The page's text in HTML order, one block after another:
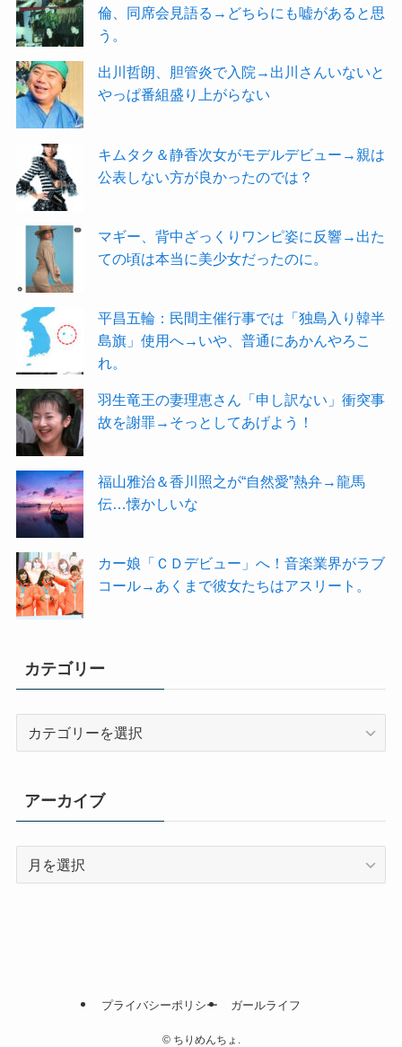
倫、同席会見語る→どちらにも嘘があると思
う。
出川哲朗、胆管炎で入院→出川さんいないと
やっぱ番組盛り上がらない
キムタク＆静香次女がモデルデビュー→親は
公表しない方が良かったのでは？
マギー、背中ざっくりワンピ姿に反響→出た
ての頃は本当に美少女だったのに。
平昌五輪：民間主催行事では「独島入り韓半
島旗」使用へ→いや、普通にあかんやろこ
れ。
羽生竜王の妻理恵さん「申し訳ない」衝突事
故を謝罪→そっとしてあげよう！
福山雅治＆香川照之が“自然愛”熱弁→龍馬
伝…懐かしいな
カー娘「ＣＤデビュー」へ！音楽業界がラブ
コール→あくまで彼女たちはアスリート。
カテゴリー
リ
ー
アーカイブ
プライバシーポリシー ガールライフ
©ちりめんちょ.